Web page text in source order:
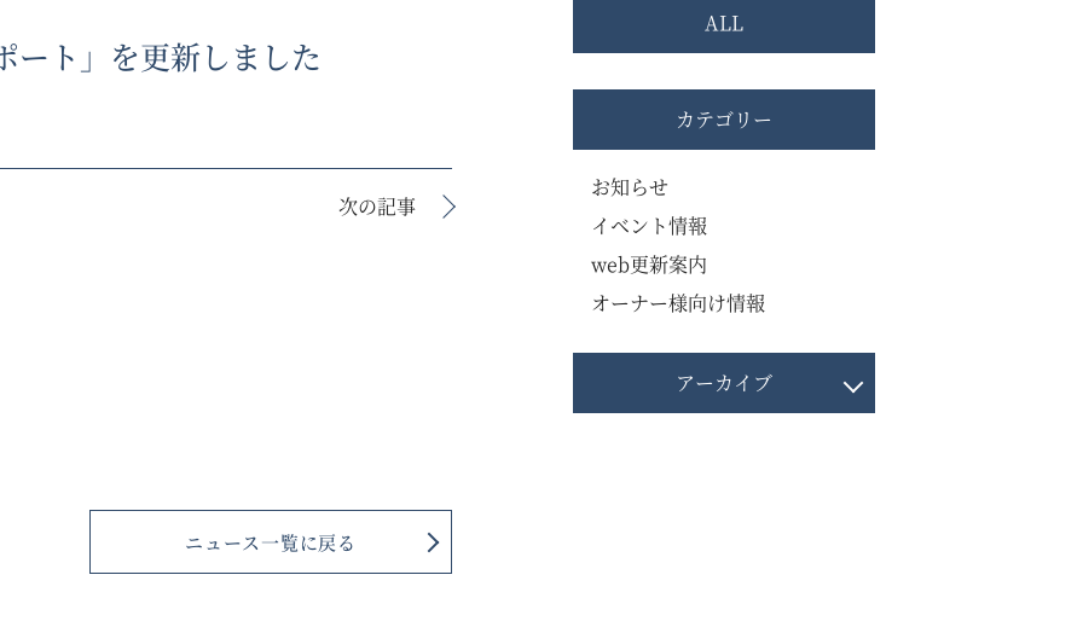
ト」を更新しました
次の記事
ALL
カテゴリー
お知らせ
イベント情報
web更新案内
オーナー様向け情報
アーカイブ
ニュース一覧に戻る